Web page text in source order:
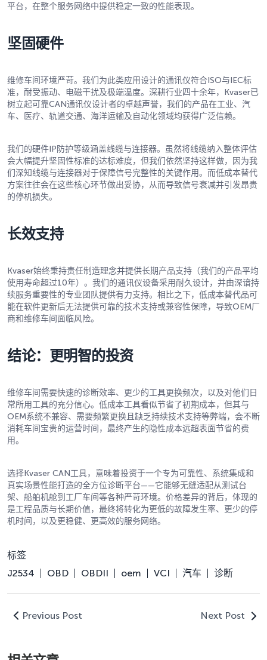
平台，在整个服务网络中提供稳定一致的性能表现。
坚固硬件
维修车间环境严苛。我们为此类应用设计的通讯仪符合ISO与IEC标
准，耐受振动、电磁干扰及极端温度。深耕行业四十余年，Kvaser已
树立起可靠CAN通讯仪设计者的卓越声誉，我们的产品在工业、汽
车、医疗、轨道交通、海洋运输及自动化领域均获得广泛信赖。
我们的硬件IP防护等级涵盖线缆与连接器。虽然将线缆纳入整体评估
会大幅提升坚固性标准的达标难度，但我们依然坚持这样做，因为我
们深知线缆与连接器对于保障信号完整性的关键作用。而低成本替代
方案往往会在这些核心环节做出妥协，从而导致信号衰减并引发昂贵
的停机损失。
长效支持
Kvaser始终秉持责任制造理念并提供长期产品支持（我们的产品平均
使用寿命超过10年）。我们的通讯仪设备采用耐久设计，并由深谙持
续服务重要性的专业团队提供有力支持。相比之下，低成本替代品可
能在软件更新后无法提供可靠的技术支持或兼容性保障，导致OEM厂
商和维修车间面临风险。
结论：更明智的投资
维修车间需要快速的诊断效率、更少的工具更换频次，以及对他们日
常所用工具的充分信心。低成本工具看似节省了初期成本，但其与
OEM系统不兼容、需要频繁更换且缺乏持续技术支持等弊端，会不断
消耗车间宝贵的运营时间，最终产生的隐性成本远超表面节省的费
用。
选择Kvaser CAN工具，意味着投资于一个专为可靠性、系统集成和
真实场景性能打造的全方位诊断平台——它能够无缝适配从测试台
架、船舶机舱到工厂车间等各种严苛环境。价格差异的背后，体现的
是工程品质与长期价值，最终将转化为更低的故障发生率、更少的停
机时间，以及更稳健、更高效的服务网络。
标签
J2534
OBD OBDII oem VCI 汽车 诊断
Previous Post Next Post